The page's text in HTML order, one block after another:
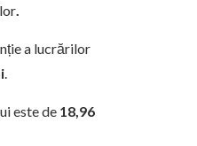
.
a lucrărilor
.
este de 18,96